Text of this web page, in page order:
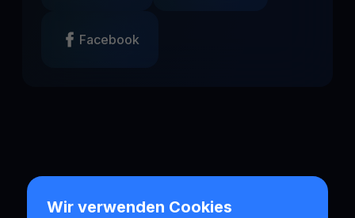
Wir verwenden Cookies
Facebook